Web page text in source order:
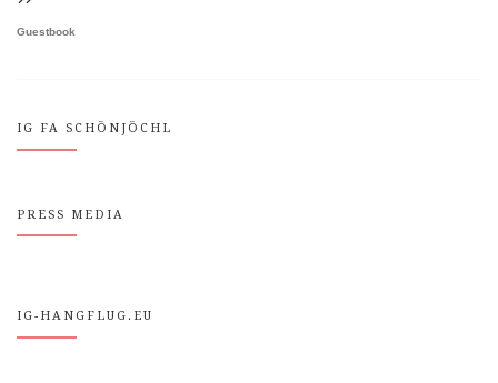
Guestbook
IG FA SCHÖNJÖCHL
PRESS MEDIA
IG-HANGFLUG.EU